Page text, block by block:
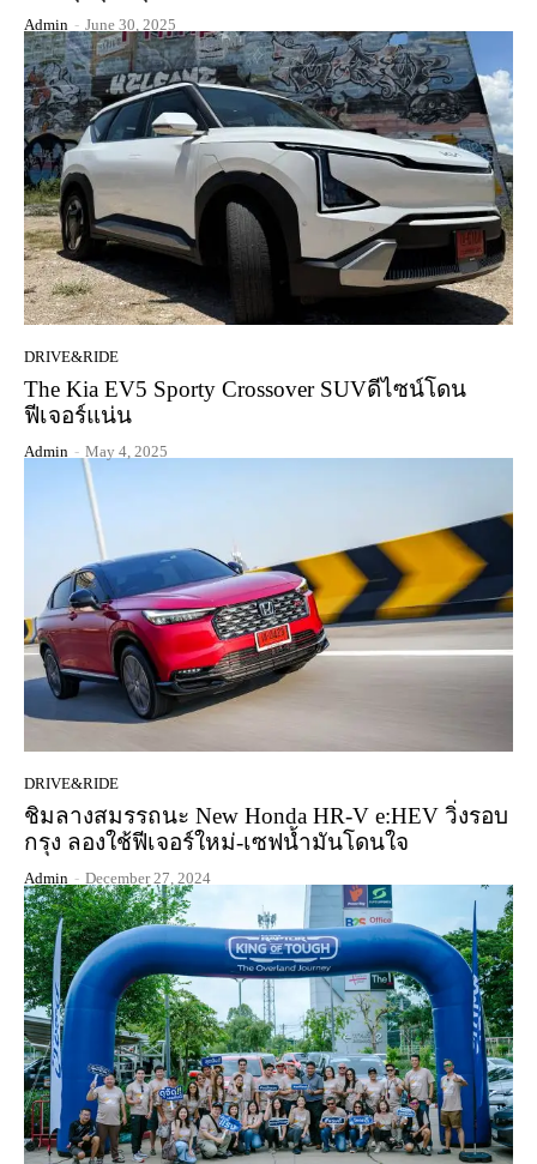
Admin - June 30, 2025
DRIVE&RIDE
The Kia EV5 Sporty Crossover SUVดีไซน์โดน
ฟีเจอร์แน่น
Admin - May 4, 2025
DRIVE&RIDE
ชิมลางสมรรถนะ New Honda HR-V e:HEV วิ่งรอบ
กรุง ลองใช้ฟีเจอร์ใหม่-เซฟน้ำมันโดนใจ
Admin - December 27, 2024